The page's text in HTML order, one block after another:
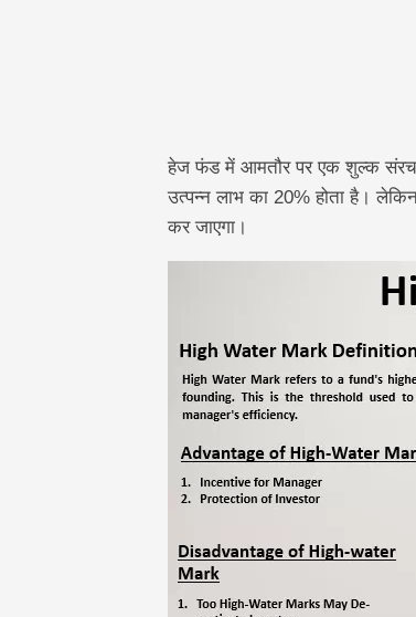
हेज फंड में आमतौर पर एक शुल्क संरचना
उत्पन्न लाभ का 20% होता है। लेकिन
कर जाएगा।